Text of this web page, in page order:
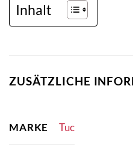
Inhalt
ZUSÄTZLICHE
MARKE Tuc